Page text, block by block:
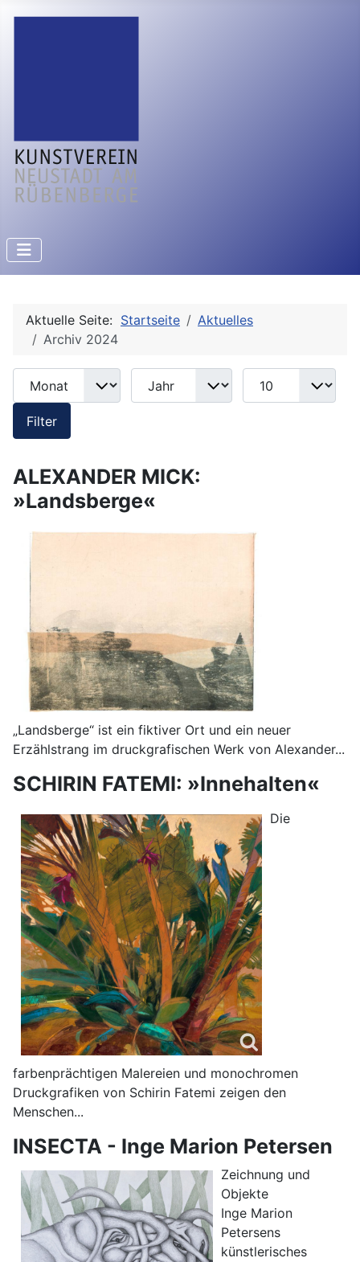
Aktuelle Seite: Startseite
Aktuelles
Archiv 2024
Filter
Monat Jahr Anzeige #
Filter
ALEXANDER MICK:
»Landsberge«
„Landsberge“ ist ein fiktiver Ort und ein neuer
Erzählstrang im druckgrafischen Werk von Alexander...
SCHIRIN FATEMI: »Innehalten«
Die
farbenprächtigen Malereien und monochromen
Druckgrafiken von Schirin Fatemi zeigen den
Menschen...
INSECTA - Inge Marion Petersen
Zeichnung und
Objekte
Inge Marion
Petersens
künstlerisches